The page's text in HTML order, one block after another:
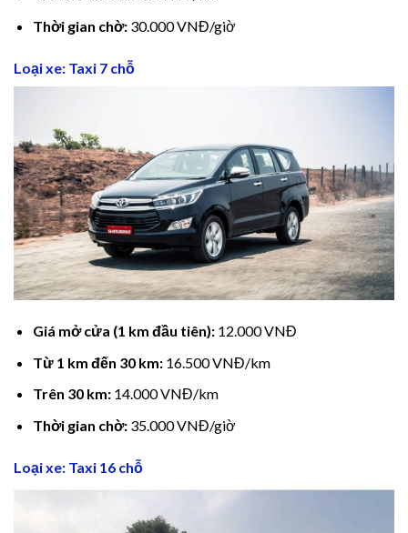
Panel
Panel
panel
Panel
Panel
Oku
Thời gian chờ:30.000 VNĐ/giờ
Loại xe: Taxi 7 chỗ
Giá mở cửa (1 km đầu tiên):12.000 VNĐ
Từ 1 km đến 30 km:16.500 VNĐ/km
Trên 30 km:14.000 VNĐ/km
Thời gian chờ:35.000 VNĐ/giờ
Loại xe: Taxi 16 chỗ